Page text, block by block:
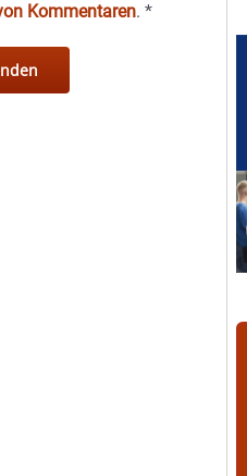
Kommentaren.*